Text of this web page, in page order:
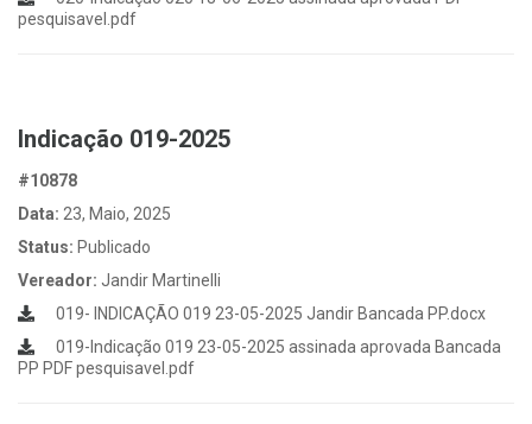
pesquisavel.pdf
Indicação 019-2025
#10878
Data: 23, Maio, 2025
Status: Publicado
Vereador: Jandir Martinelli
019- INDICAÇÃO 019 23-05-2025 Jandir Bancada PP.docx
019-Indicação 019 23-05-2025 assinada aprovada Bancada
PP PDF pesquisavel.pdf